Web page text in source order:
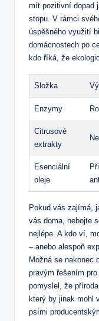
mít pozitivní dopad
stopu. V rámci
úspěšného využití
domácnostech po
kdo říká, že
Složka
Enzymy
Citrusové
extrakty
Esenciální
oleje
Pokud vás zajímá,
vás doma, nebojte
nejlépe. A kdo ví,
– anebo alespoň
Možná se nakonec
pravým řešením
pomyslel, že
který by jinak mohl
psími